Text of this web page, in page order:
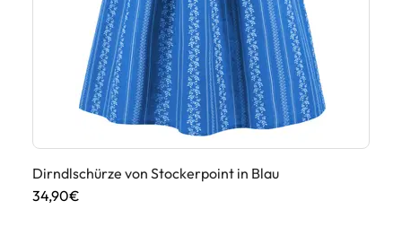
Dirndlschürze von Stockerpoint in Blau
34,90€